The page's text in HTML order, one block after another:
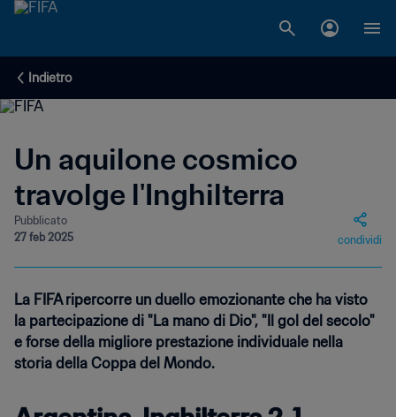
Indietro
Un aquilone cosmico
travolge l'Inghilterra
Pubblicato
27 feb 2025
condividi
La FIFA ripercorre un duello emozionante che ha visto
la partecipazione di "La mano di Dio", "Il gol del secolo"
e forse della migliore prestazione individuale nella
storia della Coppa del Mondo.